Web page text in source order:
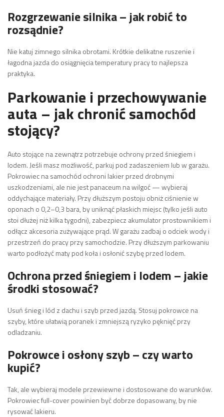
Rozgrzewanie silnika – jak robić to
rozsądnie?
Nie katuj zimnego silnika obrotami. Krótkie delikatne ruszenie i
łagodna jazda do osiągnięcia temperatury pracy to najlepsza
praktyka.
Parkowanie i przechowywanie
auta – jak chronić samochód
stojący?
Auto stojące na zewnątrz potrzebuje ochrony przed śniegiem i
lodem. Jeśli masz możliwość, parkuj pod zadaszeniem lub w garażu.
Pokrowiec na samochód ochroni lakier przed drobnymi
uszkodzeniami, ale nie jest panaceum na wilgoć — wybieraj
oddychające materiały. Przy dłuższym postoju obniż ciśnienie w
oponach o 0,2–0,3 bara, by uniknąć płaskich miejsc (tylko jeśli auto
stoi dłużej niż kilka tygodni), zabezpiecz akumulator prostownikiem i
odłącz akcesoria zużywające prąd. W garażu zadbaj o odciek wody i
przestrzeń do pracy przy samochodzie. Przy dłuższym parkowaniu
warto podłożyć maty pod koła i osłonić szybę przed lodem.
Ochrona przed śniegiem i lodem – jakie
środki stosować?
Usuń śnieg i lód z dachu i szyb przed jazdą. Stosuj pokrowce na
szyby, które ułatwią poranek i zmniejszą ryzyko pęknięć przy
odladzaniu.
Pokrowce i osłony szyb – czy warto
kupić?
Tak, ale wybieraj modele przewiewne i dostosowane do warunków.
Pokrowiec full-cover powinien być dobrze dopasowany, by nie
rysować lakieru.